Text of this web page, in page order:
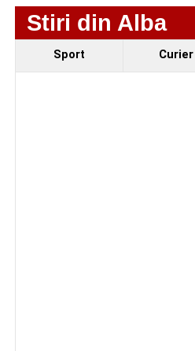
Ultimele știri din Sebeș
Stiri din Alba
Sport Curier